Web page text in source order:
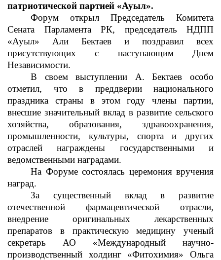
патриотической партией «Ауыл».
Форум открыл Председатель Комитета
Сената Парламента РК, председатель НДПП
«Ауыл» Али Бектаев и поздравил всех
присутствующих с наступающим Днем
Независимости.
В своем выступлении А. Бектаев особо
отметил, что в преддверии национального
праздника страны в этом году члены партии,
внесшие значительный вклад в развитие сельского
хозяйства, образования, здравоохранения,
промышленности, культуры, спорта и других
отраслей награждены государственными и
ведомственными наградами.
На Форуме состоялась церемония вручения
наград.
За существенный вклад в развитие
отечественной фармацевтической отрасли,
внедрение оригинальных лекарственных
препаратов в практическую медицину ученый
секретарь АО «Международный научно-
производственный холдинг «Фитохимия» Ольга